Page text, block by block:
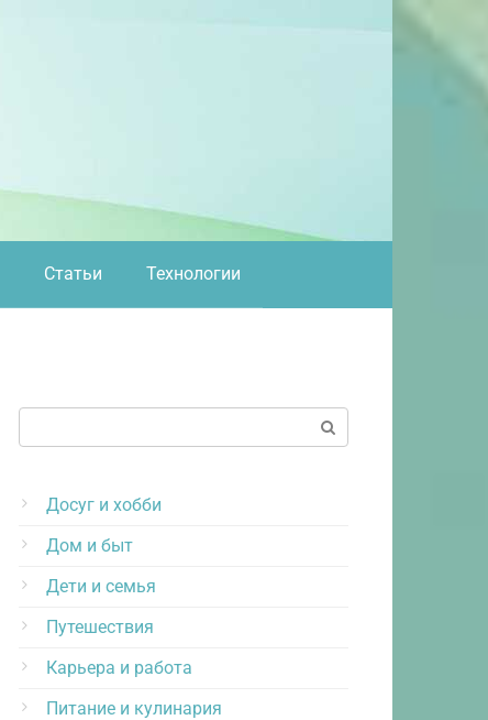
Статьи Технологии
Досуг и хобби
Дом и быт
Дети и семья
Путешествия
Карьера и работа
Питание и кулинария